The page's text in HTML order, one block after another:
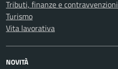
Tributi, finanze e contravvenzioni
Turismo
Vita lavorativa
NOVITÀ